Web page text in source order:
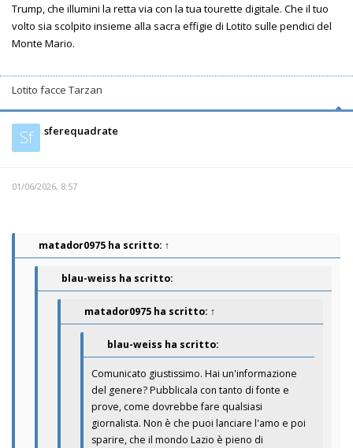
Trump, che illumini la retta via con la tua tourette digitale. Che il tuo
volto sia scolpito insieme alla sacra effigie di Lotito sulle pendici del
Monte Mario.
Lotito facce Tarzan
Sf sferequadrate
01/06/2026, 8:57
matador0975 ha scritto: ↑
blau-weiss ha scritto:
matador0975 ha scritto: ↑
blau-weiss ha scritto:
Comunicato giustissimo. Hai un'informazione
del genere? Pubblicala con tanto di fonte e
prove, come dovrebbe fare qualsiasi
giornalista. Non è che puoi lanciare l'amo e poi
sparire, che il mondo Lazio è pieno di